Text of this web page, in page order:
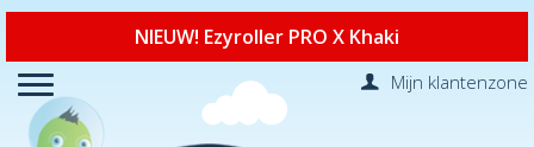
NIEUW! Ezyroller PRO X Khaki
Mijn klantenzone